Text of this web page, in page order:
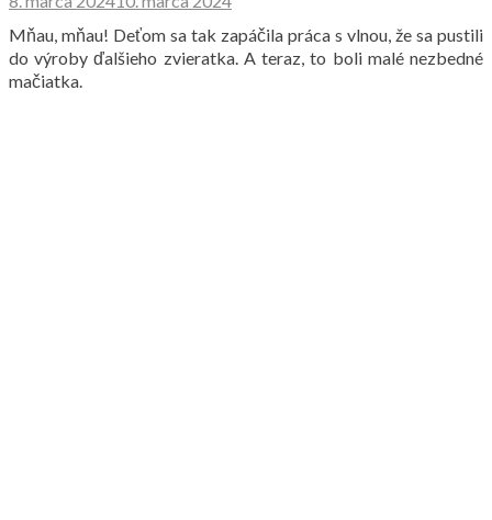
Mňau, mňau! Deťom sa tak zapáčila práca s vlnou, že sa pustili
do výroby ďalšieho zvieratka. A teraz, to boli malé nezbedné
mačiatka.